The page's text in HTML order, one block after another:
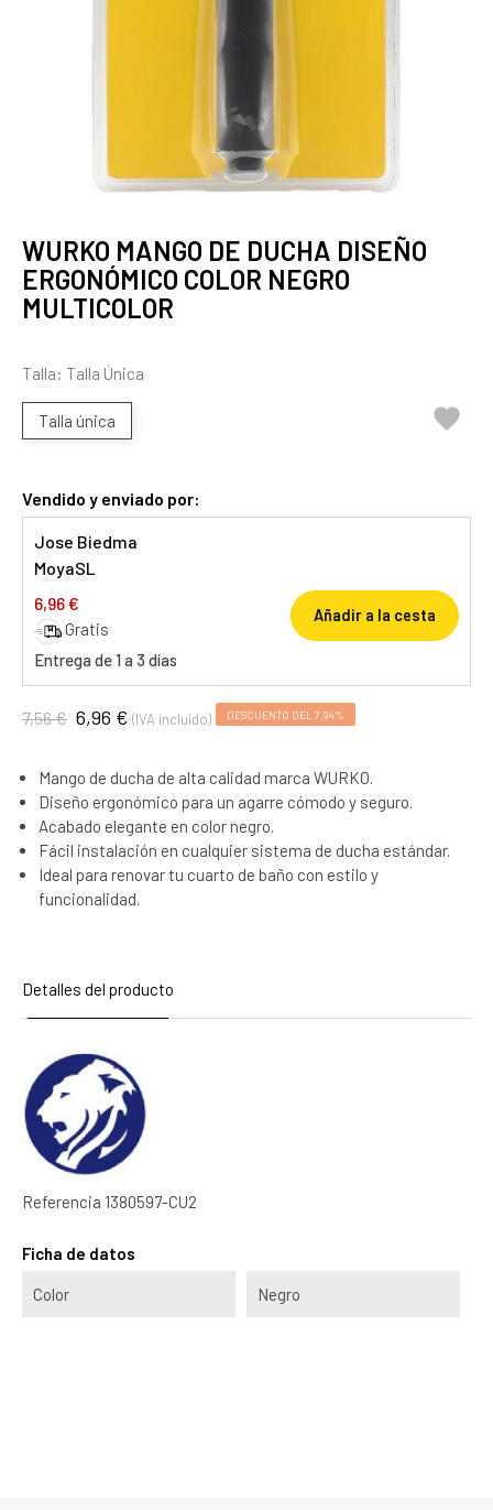
WURKO MANGO DE DUCHA DISEÑO
ERGONÓMICO COLOR NEGRO
MULTICOLOR
Talla: Talla Única
Talla única 
Vendido y enviado por:
Jose Biedma
MoyaSL
6,96 €
Gratis
Entrega de 1 a 3 días
Añadir a la cesta
7,56 € 6,96 € (IVA incluido) DESCUENTO DEL 7,94%
Mango de ducha de alta calidad marca WURKO.
Diseño ergonómico para un agarre cómodo y seguro.
Acabado elegante en color negro.
Fácil instalación en cualquier sistema de ducha estándar.
Ideal para renovar tu cuarto de baño con estilo y
funcionalidad.
Detalles del producto
Referencia 1380597-CU2
Ficha de datos
Color Negro